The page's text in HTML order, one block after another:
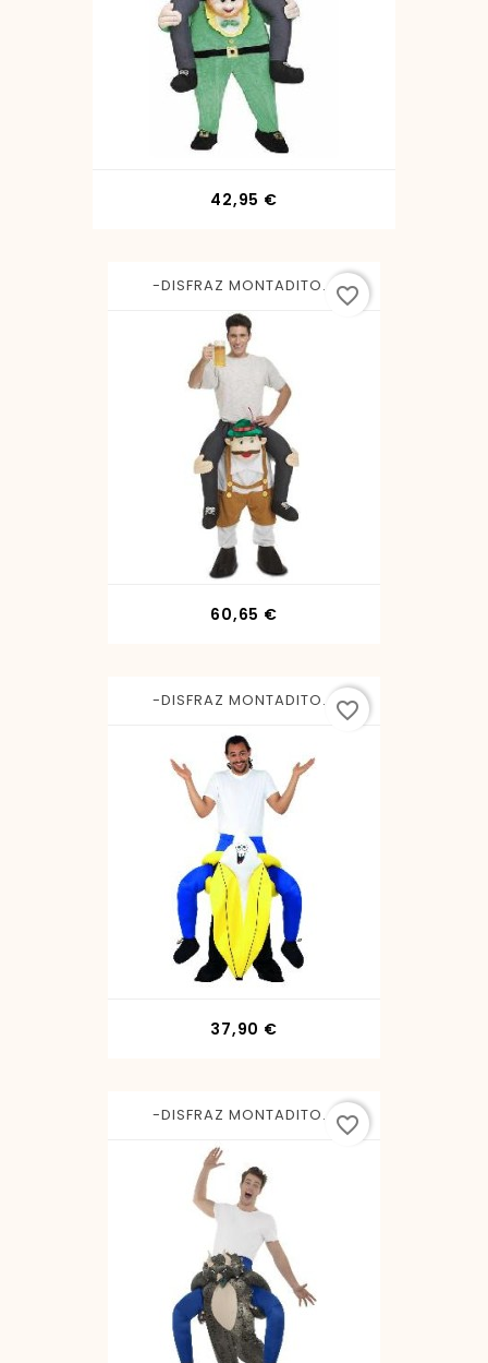
42,95 €
-DISFRAZ MONTADITO...
60,65 €
favorite_border
-DISFRAZ MONTADITO...
37,90 €
favorite_border
-DISFRAZ MONTADITO... favorite_border